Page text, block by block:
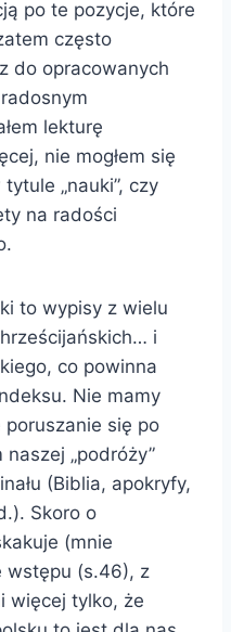
po te pozycje, które
często
do opracowanych
lekturę
nie mogłem się
„nauki”, czy
na radości
to wypisy z wielu
i
co powinna
Nie mamy
się po
„podróży”
(Biblia, apokryfy,
Skoro o
(mnie
wstępu (s.46), z
więcej tylko, że